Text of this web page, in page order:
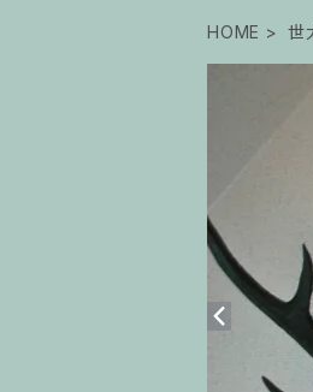
HOME 世